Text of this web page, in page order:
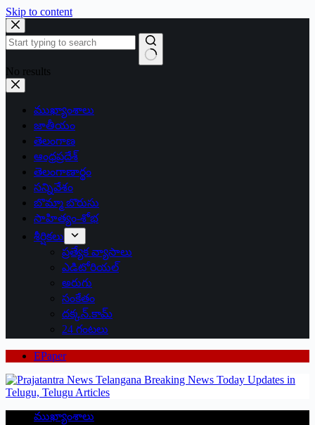
Skip to content
No results
ముఖ్యాంశాలు
జాతీయం
తెలంగాణ
ఆంధ్రప్రదేశ్
తెలంగాణార్థం
సన్నివేశం
బొమ్మా బొరుసు
సాహిత్యం-శోభ
శీర్షికలు
ప్రత్యేక వ్యాసాలు
ఎడిటోరియల్
అరుగు
సంకేతం
దక్కన్.కామ్
24 గంటలు
EPaper
ముఖ్యాంశాలు